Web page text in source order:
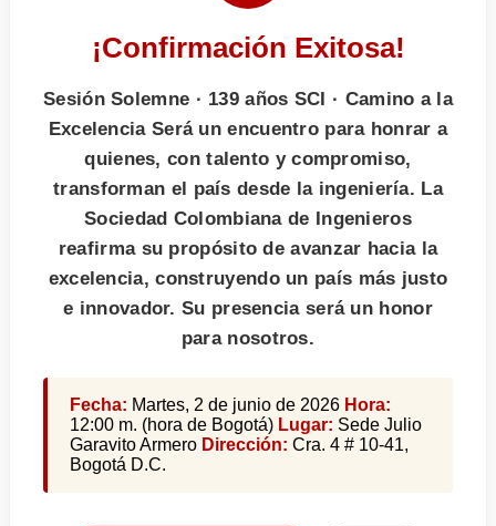
¡Confirmación Exitosa!
Sesión Solemne · 139 años SCI · Camino a la
Excelencia Será un encuentro para honrar a
quienes, con talento y compromiso,
transforman el país desde la ingeniería. La
Sociedad Colombiana de Ingenieros
reafirma su propósito de avanzar hacia la
excelencia, construyendo un país más justo
e innovador. Su presencia será un honor
para nosotros.
Fecha: Martes, 2 de junio de 2026 Hora:
12:00 m. (hora de Bogotá) Lugar: Sede Julio
Garavito Armero Dirección: Cra. 4 # 10-41,
Bogotá D.C.